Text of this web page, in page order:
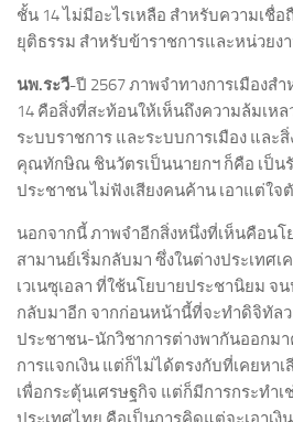
ชั้น 14 ไม่มีอะไรเหลือ สำหรับความเชื่
ยุติธรรม สำหรับข้าราชการและหน่วยง
นพ.ระวี-ปี 2567 ภาพจำทางการเมืองส
14 คือสิ่งที่สะท้อนให้เห็นถึงความล้มเห
ระบบราชการ และระบบการเมือง และ
คุณทักษิณ ชินวัตรเป็นนายกฯ ก็คือ เป็น
ประชาชน ไม่ฟังเสียงคนค้าน เอาแต่ใจตั
นอกจากนี้ ภาพจำอีกสิ่งหนึ่งที่เห็นคือน
สามานย์เริ่มกลับมา ซึ่งในต่างประเทศ
เวเนซุเอลา ที่ใช้นโยบายประชานิยม จ
กลับมาอีก จากก่อนหน้านี้ที่จะทำดิจิทัล
ประชาชน-นักวิชาการต่างพากันออกม
การแจกเงิน แต่ก็ไม่ได้ตรงกับที่เคยหาเ
เพื่อกระตุ้นเศรษฐกิจ แต่ก็มีการกระทำ